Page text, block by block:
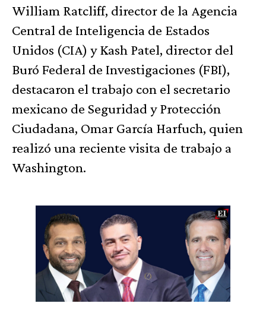
William Ratcliff, director de la Agencia
Central de Inteligencia de Estados
Unidos (CIA) y Kash Patel, director del
Buró Federal de Investigaciones (FBI),
destacaron el trabajo con el secretario
mexicano de Seguridad y Protección
Ciudadana, Omar García Harfuch, quien
realizó una reciente visita de trabajo a
Washington.